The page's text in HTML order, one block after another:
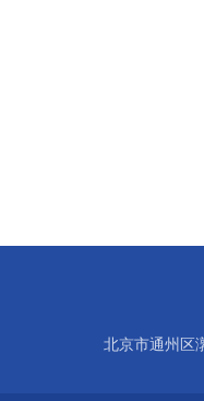
北京市通州区